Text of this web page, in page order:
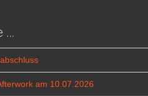
…
am 10.07.2026